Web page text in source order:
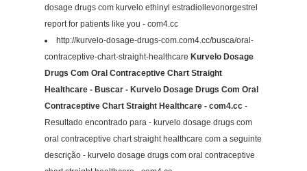
dosage drugs com kurvelo ethinyl estradiollevonorgestrel
report for patients like you - com4.cc
http://kurvelo-dosage-drugs-com.com4.cc/busca/oral-
contraceptive-chart-straight-healthcare Kurvelo Dosage
Drugs Com Oral Contraceptive Chart Straight
Healthcare - Buscar - Kurvelo Dosage Drugs Com Oral
Contraceptive Chart Straight Healthcare - com4.cc -
Resultado encontrado para - kurvelo dosage drugs com
oral contraceptive chart straight healthcare com a seguinte
descrição - kurvelo dosage drugs com oral contraceptive